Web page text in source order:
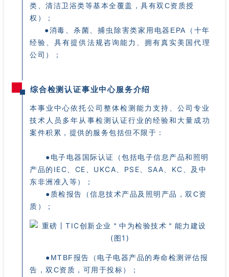
类、清洁卫浴类等基本全覆盖，具有双C资质授
权）；
●消毒、杀菌、捕虫除害类家用电器EPA（十年
经验、具有提供法规咨询能力、拥有真实美国代理
公司）；
综合检测认证事业中心服务介绍
本事业中心依托公司整体检测能力支持、公司专业
技术人员多年从事检测认证行业的经验和大量成功
案件积累，提供的服务包括但不限于：
●电子电器国际认证（包括电子信息产品和照明
产品的IEC、CE、UKCA、PSE、SAA、KC、及中
东非洲准入等）；
●质检报告（信息技术产品及照明产品，双C资
质）；
●MTBF报告（电子电器产品的寿命检测评估报
告，双C资质，可用于投标）；